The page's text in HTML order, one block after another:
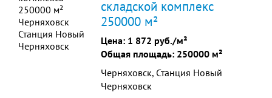
складской комплекс
250000 м²
Цена: 1 872 руб./м²
Общая площадь: 250000 м²
Черняховск, Станция Новый
Черняховск